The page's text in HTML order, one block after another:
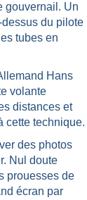
gouvernail. Un
du pilote
tubes en
Hans
volante
distances et
cette technique.
des photos
Nul doute
prouesses de
écran par